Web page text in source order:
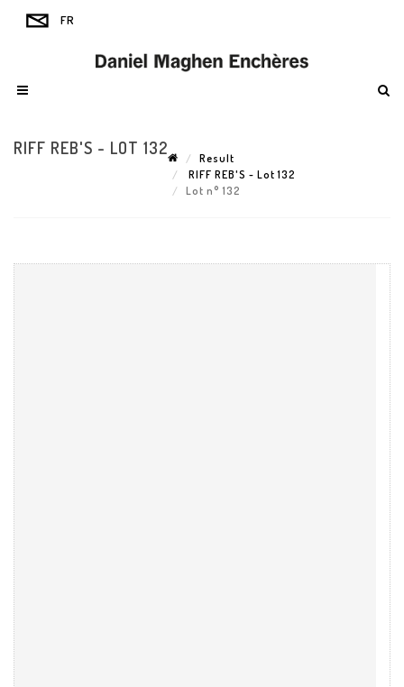
RIFF REB'S - LOT 132
Result
RIFF REB'S - Lot 132
Lot n° 132